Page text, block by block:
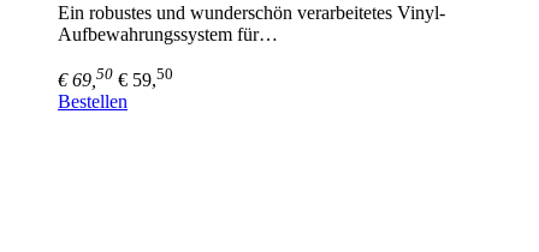
Ein robustes und wunderschön verarbeitetes Vinyl-
Aufbewahrungssystem für…
€ 69, 50 € 59,50
Bestellen